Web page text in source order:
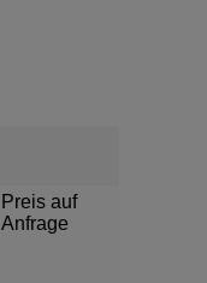
Preis auf
Anfrage